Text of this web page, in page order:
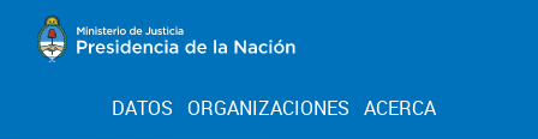
DATOS ORGANIZACIONES ACERCA